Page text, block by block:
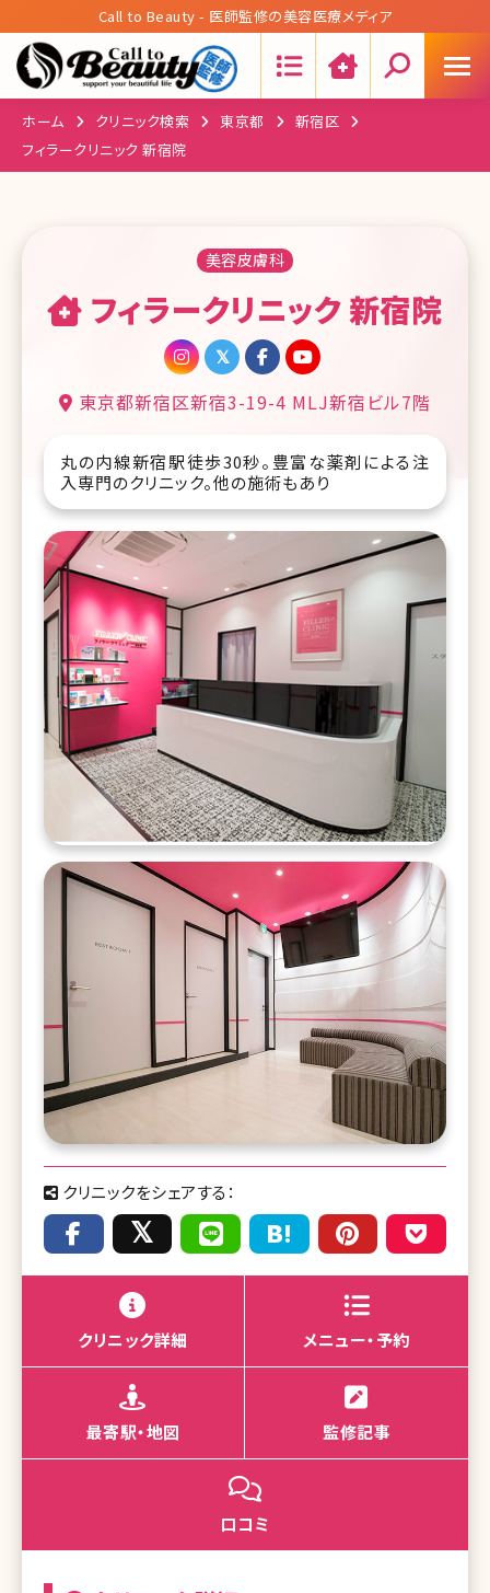
Call to Beauty - 医師監修の美容医療メディア
ホーム クリニック検索 東京都
新宿区
フィラークリニック 新宿院
美容皮膚科
フィラークリニック 新宿院
東京都新宿区新宿3-19-4 MLJ新宿ビル7階
丸の内線新宿駅徒歩30秒。豊富な薬剤による注
入専門のクリニック。他の施術もあり
クリニックをシェアする：
クリニック詳細 メニュー・予約
最寄駅・地図 監修記事
口コミ